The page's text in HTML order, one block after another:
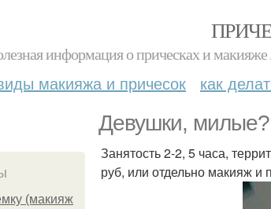
информация о прическах и
макияжа и причесок как
Девушки,
(макияж
Занятость 2-2, 5 часа,
руб, или отдельно макияж и